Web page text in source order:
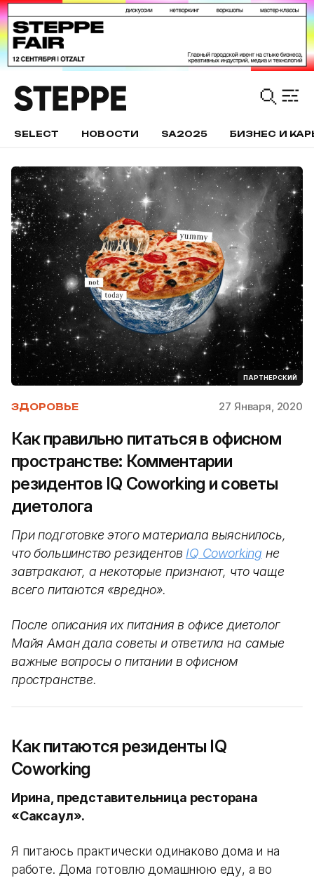
SELECT НОВОСТИ SA2025 БИЗНЕС И
ПАРТНЕРСКИЙ
ЗДОРОВЬЕ 27 Января, 2020
Как правильно питаться в офисном
пространстве: Комментарии
резидентов IQ Coworking и советы
диетолога
При подготовке этого материала выяснилось,
что большинство резидентов IQ Coworking не
завтракают, а некоторые признают, что чаще
всего питаются «вредно».
После описания их питания в офисе диетолог
Майя Аман дала советы и ответила на самые
важные вопросы о питании в офисном
пространстве.
Как питаются резиденты IQ
Coworking
Ирина, представительница ресторана
«Саксаул».
Я питаюсь практически одинаково дома и на
работе. Дома готовлю домашнюю еду, а во